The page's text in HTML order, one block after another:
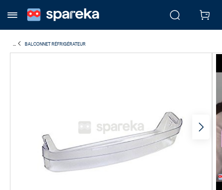
BALCONNET RÉFRIGÉRATEUR